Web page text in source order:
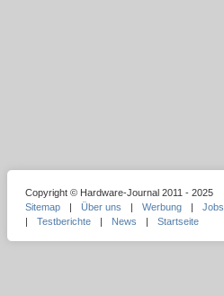
Copyright © Hardware-Journal 2011 - 2025
Sitemap
| Über uns | Werbung | Jobs
|
Testberichte | News | Startseite